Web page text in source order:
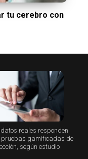
tu cerebro con
reales responden
pruebas gamificadas de
según estudio